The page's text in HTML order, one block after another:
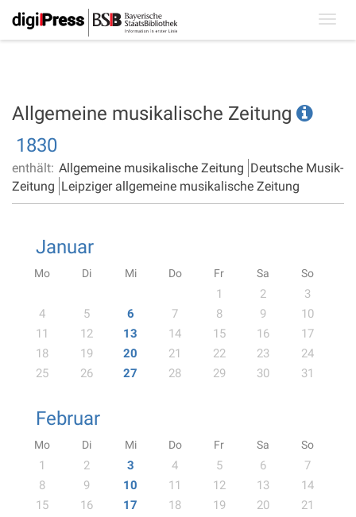
Allgemeine musikalische Zeitung
1830
enthält: Allgemeine musikalische Zeitung Deutsche Musik-
Zeitung Leipziger allgemeine musikalische Zeitung
Januar
Mo Di Mi Do Fr Sa So
1 2
3
4
5 6 7 8 9
10
11
12 13 14 15 16
17
18
19 20 21 22 23
24
25
26 27 28 29 30 31
Februar
Mo Di Mi Do Fr Sa So
1 2 3 4 5 6
7
8
9 10 11 12 13
14
15
16 17 18 19 20
21